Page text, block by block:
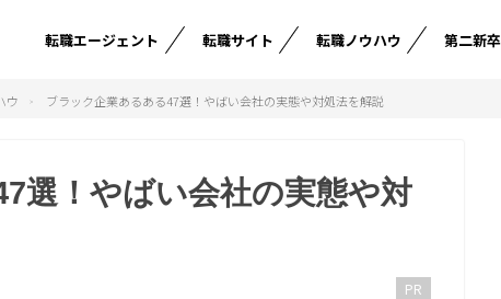
転職エージェント 転職サイト 転職ノウハウ 第二新卒
ウ ブラック企業あるある47選！やばい会社の実態や対処法を解説
選！やばい会社の実態や対
PR